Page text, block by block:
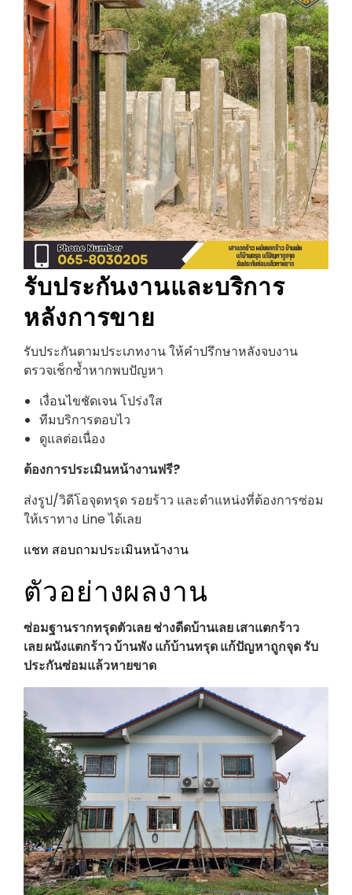
รับประกันงานและบริการ
หลังการขาย
รับประกันตามประเภทงาน ให้คำปรึกษาหลังจบงาน
ตรวจเช็กซ้ำหากพบปัญหา
เงื่อนไขชัดเจน โปร่งใส
ทีมบริการตอบไว
ดูแลต่อเนื่อง
ต้องการประเมินหน้างานฟรี?
ส่งรูป/วิดีโอจุดทรุด รอยร้าว และตำแหน่งที่ต้องการซ่อม
ให้เราทาง Line ได้เลย
แชท สอบถามประเมินหน้างาน
ตัวอย่างผลงาน
ซ่อมฐานรากทรุดตัวเลย ช่างดีดบ้านเลยเสาแตกร้าว
เลยผนังแตกร้าว บ้านพัง แก้บ้านทรุด แก้ปัญหาถูกจุด รับ
ประกันซ่อมแล้วหายขาด